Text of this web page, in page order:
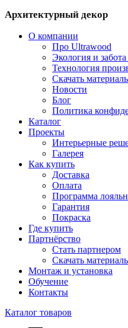
Архитектурный декор
О компании
Про Ultrawood
Экология и
Технология
Скачать
Новости
Блог
Политика
Каталог
Проекты
Интерьерные
Галерея
Как купить
Доставка
Оплата
Программа
Гарантия
Покраска
Где купить
Партнёрство
Стать партнером
Скачать
Монтаж и установка
Обучение
Контакты
Каталог товаров